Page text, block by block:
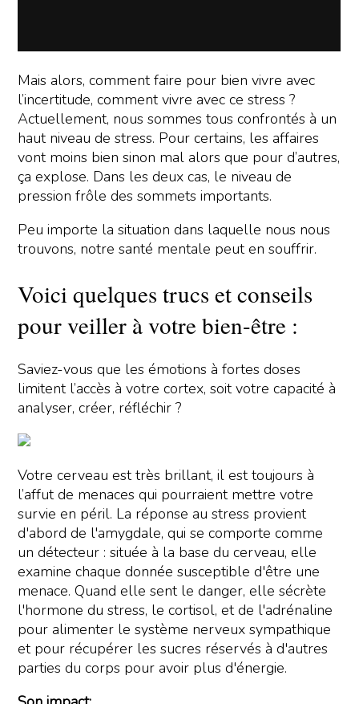
Mais alors, comment faire pour bien vivre avec
l’incertitude, comment vivre avec ce stress ?
Actuellement, nous sommes tous confrontés à un
haut niveau de stress. Pour certains, les affaires
vont moins bien sinon mal alors que pour d’autres,
ça explose. Dans les deux cas, le niveau de
pression frôle des sommets importants.
Peu importe la situation dans laquelle nous nous
trouvons, notre santé mentale peut en souffrir.
Voici quelques trucs et conseils
pour veiller à votre bien-être :
Saviez-vous que les émotions à fortes doses
limitent l’accès à votre cortex, soit votre capacité à
analyser, créer, réfléchir ?
Votre cerveau est très brillant, il est toujours à
l’affut de menaces qui pourraient mettre votre
survie en péril. La réponse au stress provient
d'abord de l'amygdale, qui se comporte comme
un détecteur : située à la base du cerveau, elle
examine chaque donnée susceptible d'être une
menace. Quand elle sent le danger, elle sécrète
l'hormone du stress, le cortisol, et de l'adrénaline
pour alimenter le système nerveux sympathique
et pour récupérer les sucres réservés à d'autres
parties du corps pour avoir plus d'énergie.